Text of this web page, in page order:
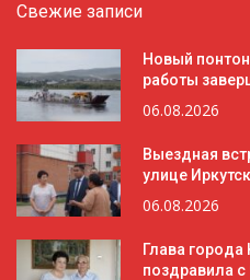
Свежие записи
Новый
работы
06.08.2026
Выездная
улице
06.08.2026
Глава
поздравила